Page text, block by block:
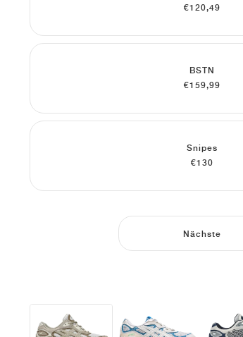
€120,49
BSTN
€159,99
Snipes
€130
Nächste